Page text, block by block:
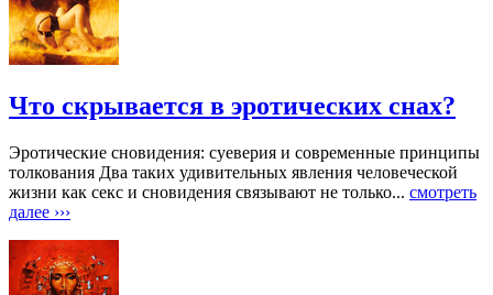
Что скрывается в эротических снах?
Эротические сновидения: суеверия и современные принципы
толкования Два таких удивительных явления человеческой
жизни как секс и сновидения связывают не только... смотреть
далее ›››